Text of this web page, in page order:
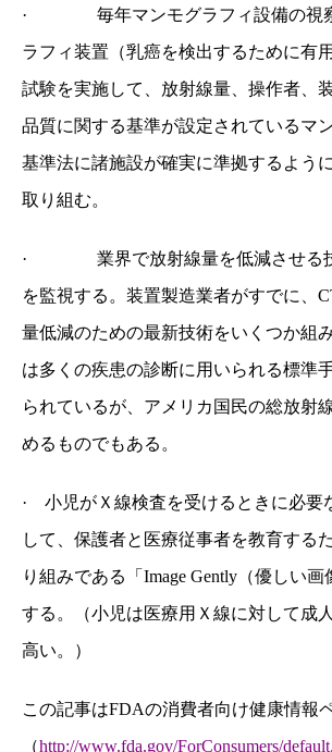
· 毎年マンモグラフィ設備の視
ラフィ装置（乳癌を検出するために有
試験を実施して、放射線量、操作者、
品質に関する基準が設定されているマ
基準法に諸施設が確実に準拠するよう
取り組む。
· 業界で放射線量を低減させる
を監視する。装置製造業者がすでに、
量低減のための最新技術をいくつか組
は多くの疾患の診断に用いられる標準
られているが、アメリカ国民の総放射
めるものでもある。
·
小児がＸ線検査を受けるときに必要
して、保護者と医療従事者を教育する
り組みである「Image Gently（優しい
する。（小児は医療用Ｘ線に対して成
高い。）
この記事はFDAの消費者向け健康情報
（http://www.fda.gov/ForConsumers/